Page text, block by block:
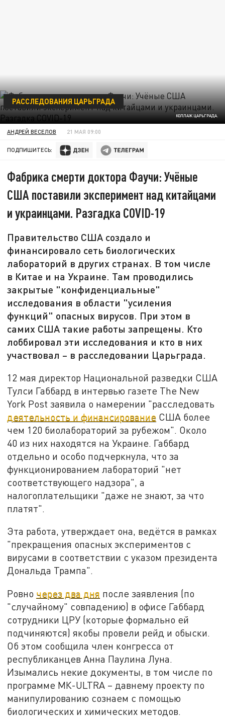
КОЛЛАЖ ЦАРЬГРАДА.
РАССЛЕДОВАНИЯ ЦАРЬГРАДА
АНДРЕЙ ВЕСЕЛОВ 21 МАЯ 09:00
ПОДПИШИТЕСЬ:
Фабрика смерти доктора Фаучи: Учёные
США поставили эксперимент над китайцами
и украинцами. Разгадка COVID-19
Правительство США создало и
финансировало сеть биологических
лабораторий в других странах. В том числе
в Китае и на Украине. Там проводились
закрытые "конфиденциальные"
исследования в области "усиления
функций" опасных вирусов. При этом в
самих США такие работы запрещены. Кто
лоббировал эти исследования и кто в них
участвовал – в расследовании Царьграда.
12 мая директор Национальной разведки США
Тулси Габбард в интервью газете The New
York Post заявила о намерении "расследовать
деятельность и финансирование США более
чем 120 биолабораторий за рубежом". Около
40 из них находятся на Украине. Габбард
отдельно и особо подчеркнула, что за
функционированием лабораторий "нет
соответствующего надзора", а
налогоплательщики "даже не знают, за что
платят".
Эта работа, утверждает она, ведётся в рамках
"прекращения опасных экспериментов с
вирусами в соответствии с указом президента
Дональда Трампа".
Ровно через два дня после заявления (по
"случайному" совпадению) в офисе Габбард
сотрудники ЦРУ (которые формально ей
подчиняются) якобы провели рейд и обыски.
Об этом сообщила член конгресса от
республиканцев Анна Паулина Луна.
Изымались некие документы, в том числе по
программе МК-ULTRA – давнему проекту по
манипулированию сознаем с помощью
биологических и химических методов.